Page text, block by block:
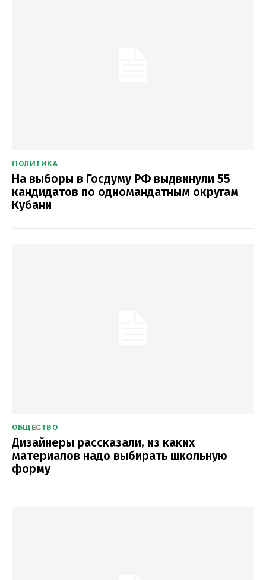
ПОЛИТИКА
На выборы в Госдуму РФ выдвинули 55
кандидатов по одномандатным округам
Кубани
ОБЩЕСТВО
Дизайнеры рассказали, из каких
материалов надо выбирать школьную
форму